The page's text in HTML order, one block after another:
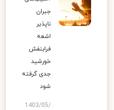
جبران
ناپذیر
اشعه
فرابنفش
خورشید
جدی گرفته
شود
1403/05/